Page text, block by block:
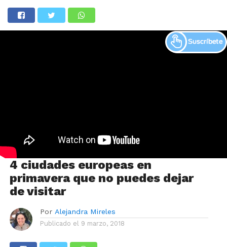
4 ciudades europeas en
primavera que no puedes dejar
de visitar
Por Alejandra Mireles
Publicado el 9 marzo, 2018